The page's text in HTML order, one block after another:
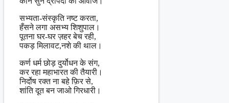
सभ्यता-संस्कृति नष्ट करता,
हँसने लगा असभ्य शिशुपाल।
पूतना घर-घर ज़हर बेच रही,
पकड़ मिलावट,नशे की थाल।
कर्ण धर्म छोड़ दुर्योधन के संग,
कर रहा महाभारत की तैयारी।
निर्दोष रक्त ना बहे फ़िर से,
शांति दूत बन जाओ गिरधारी।